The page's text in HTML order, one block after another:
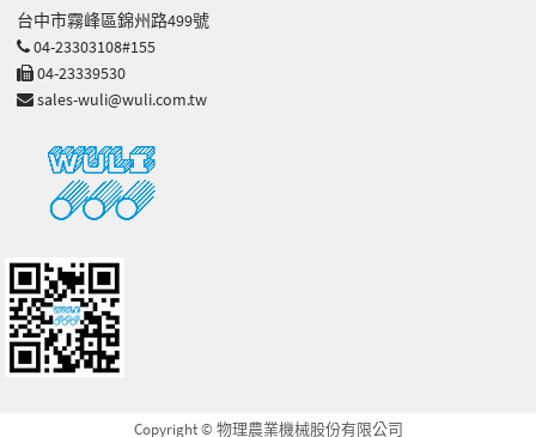
台中市霧峰區錦州路499號
04-23303108#155
04-23339530
sales-wuli@wuli.com.tw
Copyright © 物理農業機械股份有限公司